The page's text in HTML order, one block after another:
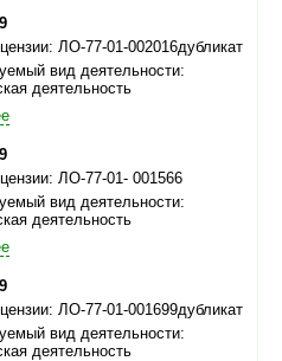
ЛО-77-01-002016дубликат
вид деятельности:
деятельность
ЛО-77-01- 001566
вид деятельности:
деятельность
ЛО-77-01-001699дубликат
вид деятельности:
деятельность